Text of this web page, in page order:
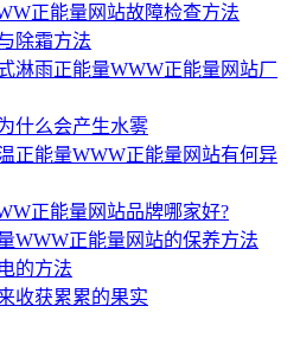
正能量网站故障检查方法
除霜方法
淋雨正能量WWW正能量网站厂
什么会产生水雾
正能量WWW正能量网站有何异
正能量网站品牌哪家好?
WWW正能量网站的保养方法
的方法
收获累累的果实